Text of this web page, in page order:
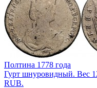
Полтина 1778 года
Гурт шнуровидный. Вес
RUB.